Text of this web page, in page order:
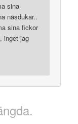
sina
näsdukar..
sina fickor
inget jag